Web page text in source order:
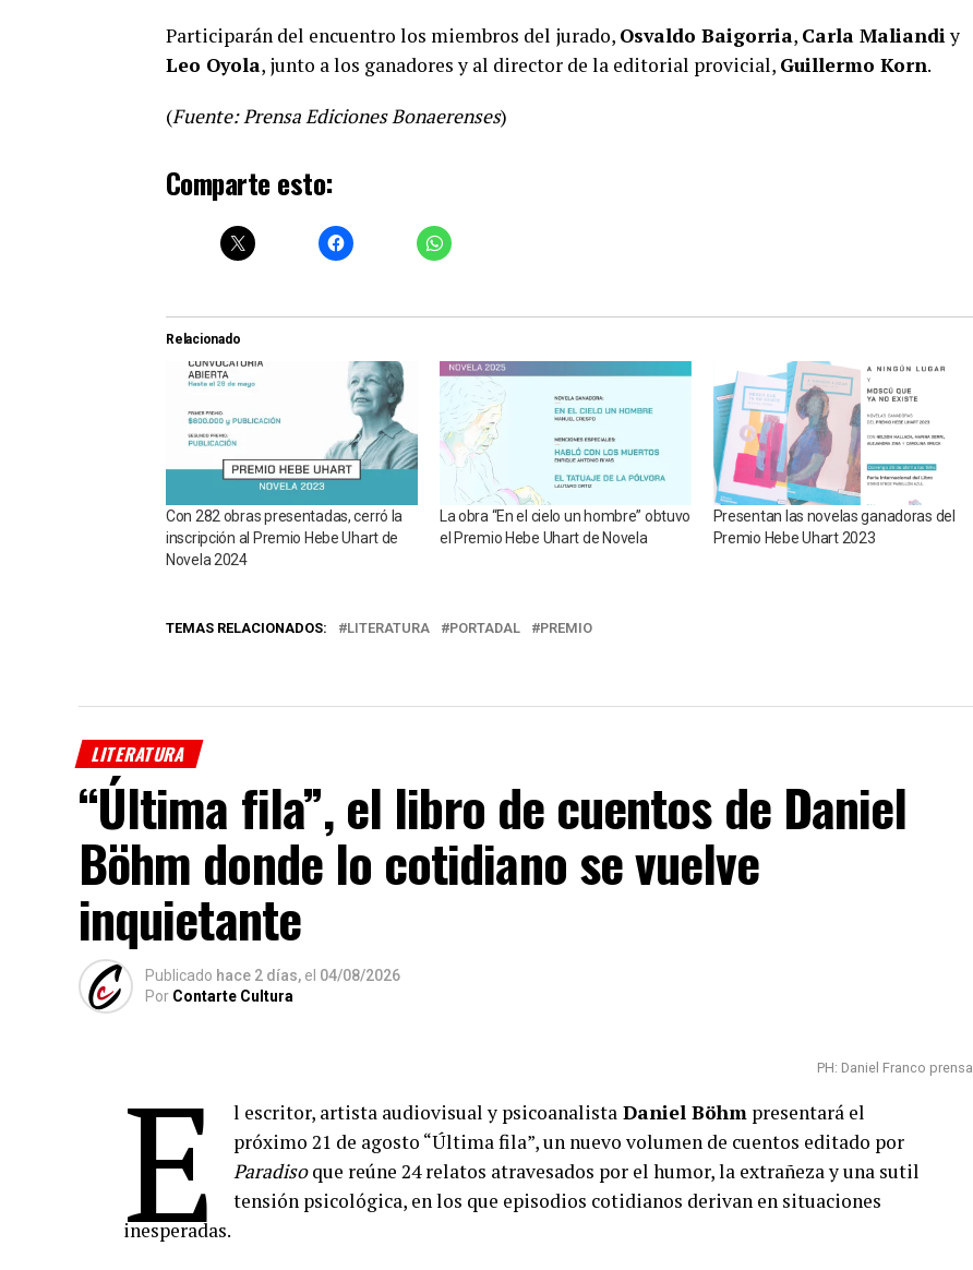
Participarán del encuentro los miembros del jurado, Osvaldo Baigorria, Carla Maliandiy
Leo Oyola, junto a los ganadores y al director de la editorial provicial, Guillermo Korn.
(Fuente: Prensa Ediciones Bonaerenses)
Comparte esto:
Relacionado
Con 282 obras presentadas, cerró la
inscripción al Premio Hebe Uhart de
Novela 2024
La obra “En el cielo un hombre” obtuvo
el Premio Hebe Uhart de Novela
Presentan las novelas ganadoras del
Premio Hebe Uhart 2023
TEMAS RELACIONADOS: LITERATURA PORTADAL PREMIO
LITERATURA
“Última fila”, el libro de cuentos de Daniel
Böhm donde lo cotidiano se vuelve
inquietante
Publicado hace 2 días, el 04/08/2026
Por Contarte Cultura
PH: Daniel Franco prensa
E l escritor, artista audiovisual y psicoanalistaDaniel Böhmpresentará el
próximo 21 de agosto “Última fila”, un nuevo volumen de cuentos editado por
Paradisoque reúne 24 relatos atravesados por el humor, la extrañeza y una sutil
tensión psicológica, en los que episodios cotidianos derivan en situaciones
inesperadas.